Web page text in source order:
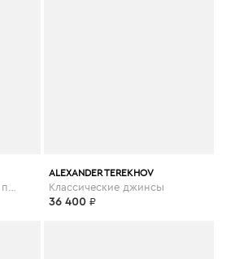
ALEXANDER TEREKHOV
Классические джинсы
36 400 ₽